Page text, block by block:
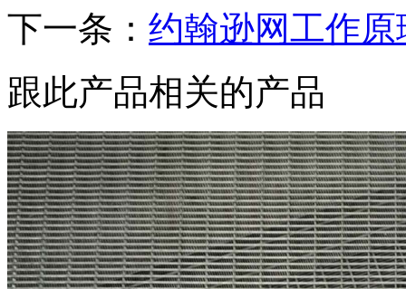
下一条： 约翰逊网工作原
跟此产品相关的产品